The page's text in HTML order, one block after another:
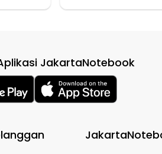
JakartaNotebook